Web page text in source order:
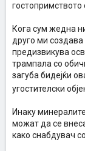
гостопримството
Кога сум жедна
друго ми
предизвикува
трампала со
загуба бидејќи
угостителски
Инаку
можат да се
како снабдувач